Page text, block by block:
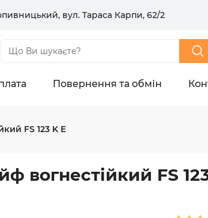
вул. Тараса Карпи, 62/2
Повернення та обмін
FS 123 K E
вогнестійкий FS